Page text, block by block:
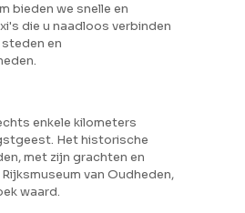
bieden we snelle en
die u naadloos verbinden
en
enkele kilometers
Het historische
met zijn grachten en
van Oudheden,
waard.